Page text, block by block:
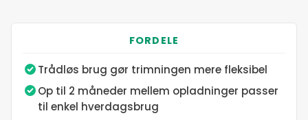
13. maj 2026
FORDELE
Trådløs brug gør trimningen mere fleksibel
Op til 2 måneder mellem opladninger passer
til enkel hverdagsbrug